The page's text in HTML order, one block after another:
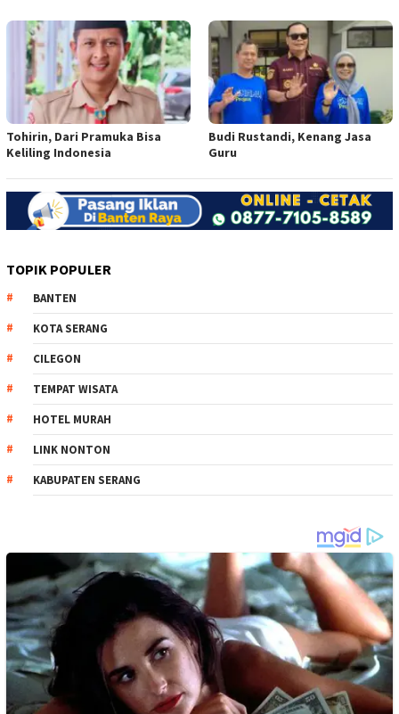
Tohirin, Dari Pramuka Bisa
Keliling Indonesia
Budi Rustandi, Kenang Jasa
Guru
TOPIK POPULER
BANTEN
KOTA SERANG
CILEGON
TEMPAT WISATA
HOTEL MURAH
LINK NONTON
KABUPATEN SERANG